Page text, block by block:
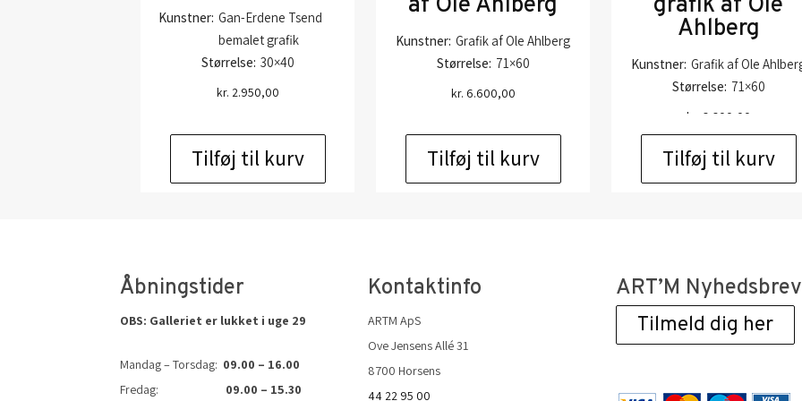
Kunstner: Gan-Erdene Tsend
bemalet grafik
Størrelse: 30×40
kr. 2.950,00
Tilføj til kurv
Kunstner: Grafik af Ole Ahlberg
Størrelse: 71×60
kr. 6.600,00
Tilføj til kurv
Ahlberg
Kunstner: Grafik af Ole
Størrelse: 71×60
kr. 6.600,00
Tilføj til kurv
Åbningstider
OBS: Galleriet er lukket i uge 29
Mandag – Torsdag: 09.00 – 16.00
Fredag: 09.00 – 15.30
Kontaktinfo
ARTM ApS
Ove Jensens Allé 31
8700 Horsens
44 22 95 00
ART’M Nyhedsbrev
Tilmeld dig her